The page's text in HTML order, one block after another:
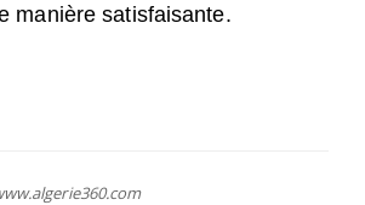
manière satisfaisante.